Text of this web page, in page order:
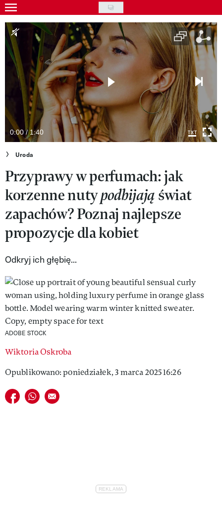
Skip
to
main
content
Gwiazdy
Ludzie
Moda
Uroda
Styl życia
Kultura
Wideo
Nasze akcje
VIVA!ART
VIVA!MODA
VIVA!LIFESTYLE
VIVA!MAN
VIVA!PEOPLE POWER
VIVA!ITAKA
MAGAZYN VIVA!
0:00 / 1:40
Uroda
Przyprawy w perfumach: jak
korzenne nutypodbijają świat
zapachów? Poznaj najlepsze
propozycje dla kobiet
Odkryj ich głębię...
ADOBE STOCK
Wiktoria Oskroba
Opublikowano: poniedziałek, 3 marca 2025 16:26
Udostępnij na facebook
Udostępnij na whatsapp
E-mail do przyjaciela